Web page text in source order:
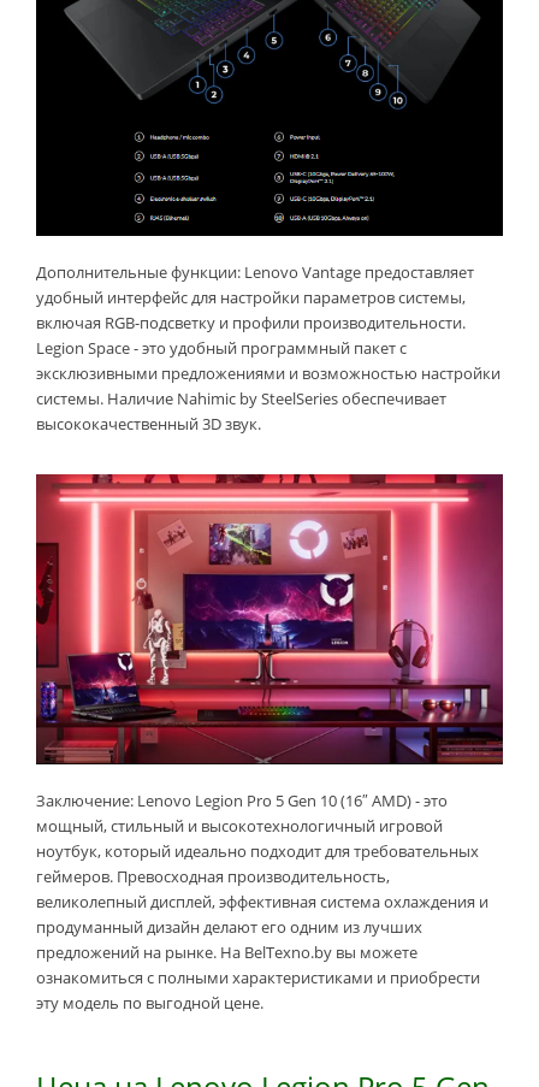
Дополнительные функции: Lenovo Vantage предоставляет
удобный интерфейс для настройки параметров системы,
включая RGB-подсветку и профили производительности.
Legion Space - это удобный программный пакет с
эксклюзивными предложениями и возможностью настройки
системы. Наличие Nahimic by SteelSeries обеспечивает
высококачественный 3D звук.
Заключение: Lenovo Legion Pro 5 Gen 10 (16″ AMD) - это
мощный, стильный и высокотехнологичный игровой
ноутбук, который идеально подходит для требовательных
геймеров. Превосходная производительность,
великолепный дисплей, эффективная система охлаждения и
продуманный дизайн делают его одним из лучших
предложений на рынке. На BelTexno.by вы можете
ознакомиться с полными характеристиками и приобрести
эту модель по выгодной цене.